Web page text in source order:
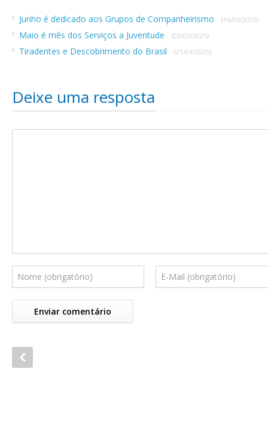
Junho é dedicado aos Grupos de Companheirismo (16/06/2025)
Maio é mês dos Serviços a Juventude (03/05/2025)
Tiradentes e Descobrimento do Brasil (21/04/2025)
Deixe uma resposta